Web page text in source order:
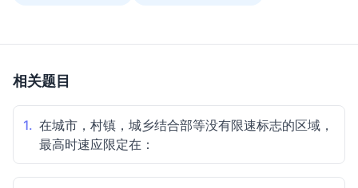
相关题目
1. 在城市，村镇，城乡结合部等没有限速标志的区域，
最高时速应限定在：